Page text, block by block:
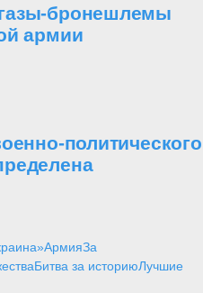
бронешлемы
армии
политического
АрмияЗа
Битва за историюЛучшие